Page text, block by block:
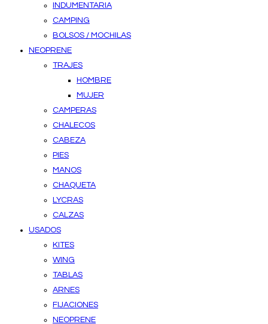
INDUMENTARIA
CAMPING
BOLSOS / MOCHILAS
NEOPRENE
TRAJES
HOMBRE
MUJER
CAMPERAS
CHALECOS
CABEZA
PIES
MANOS
CHAQUETA
LYCRAS
CALZAS
USADOS
KITES
WING
TABLAS
ARNES
FIJACIONES
NEOPRENE